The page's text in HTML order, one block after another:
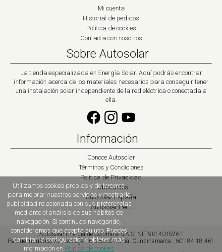
Mi cuenta
Historial de pedidos
Política de cookies
Contacta con nosotros
Sobre Autosolar
La tienda especializada en Energía Solar. Aquí podrás encontrar
información acerca de los materiales necesarios para conseguir tener
una instalación solar independiente de la red eléctrica o conectada a
ella.
Información
Conoce Autosolar
Términos y Condiciones
Política de Privacidad
Fabricantes
Autosolar España
Autosolar Peru
Autosolar Energía de Colombia S.A.S, NIT 9014015261
Parque Industrial K2,Bodega 16,250001 Chía, Cundinamarca , 601 84 18 461
Utilizamos cookies propias y de terceros
para mejorar nuestros servicios y mostrarle
publicidad relacionada con sus preferencias
mediante el análisis de sus hábitos de
navegación. Si continuas navegando,
consideramos que acepta su uso. Puedes
cambiar la configuración o obtener más
información en Política de cookies.